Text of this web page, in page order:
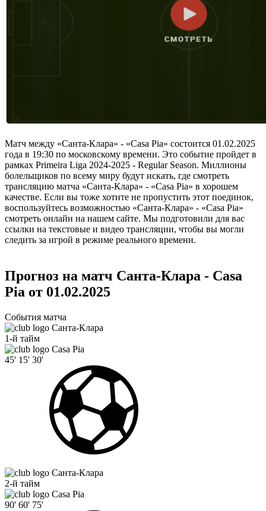
Матч между «Санта-Клара» - «Casa Pia» состоится 01.02.2025
года в 19:30 по московскому времени. Это событие пройдет в
рамках Primeira Liga 2024-2025 - Regular Season. Миллионы
болельщиков по всему миру будут искать, где смотреть
трансляцию матча «Санта-Клара» - «Casa Pia» в хорошем
качестве. Если вы тоже хотите не пропустить этот поединок,
воспользуйтесь возможностью «Санта-Клара» - «Casa Pia»
смотреть онлайн на нашем сайте. Мы подготовили для вас
ссылки на текстовые и видео трансляции, чтобы вы могли
следить за игрой в режиме реального времени.
Прогноз на матч Санта-Клара - Casa
Pia от 01.02.2025
События матча
Санта-Клара
1-й тайм
Casa Pia
45' 15' 30'
Санта-Клара
2-й тайм
Casa Pia
90' 60' 75'